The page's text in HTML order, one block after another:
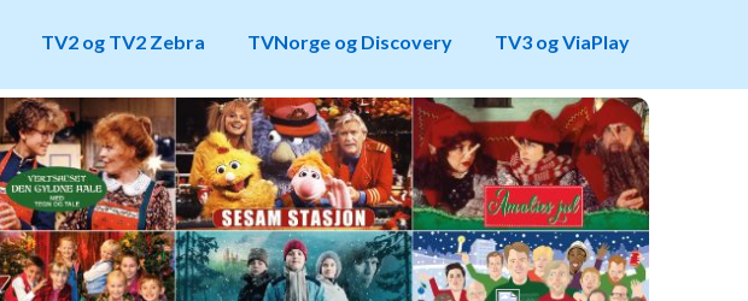
TV2 og TV2 Zebra TVNorge og Discovery TV3 og ViaPlay